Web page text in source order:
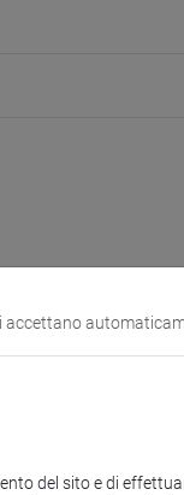
del sito e di